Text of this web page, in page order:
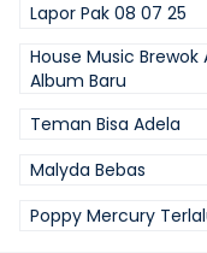
Lapor Pak 08 07 25
House Music
Album Baru
Teman Bisa Adela
Malyda Bebas
Poppy Mercury